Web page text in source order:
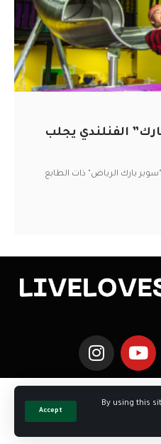
By using this
Accept
الفنلندي يجلب
بارك الرياض" ذات الطابع